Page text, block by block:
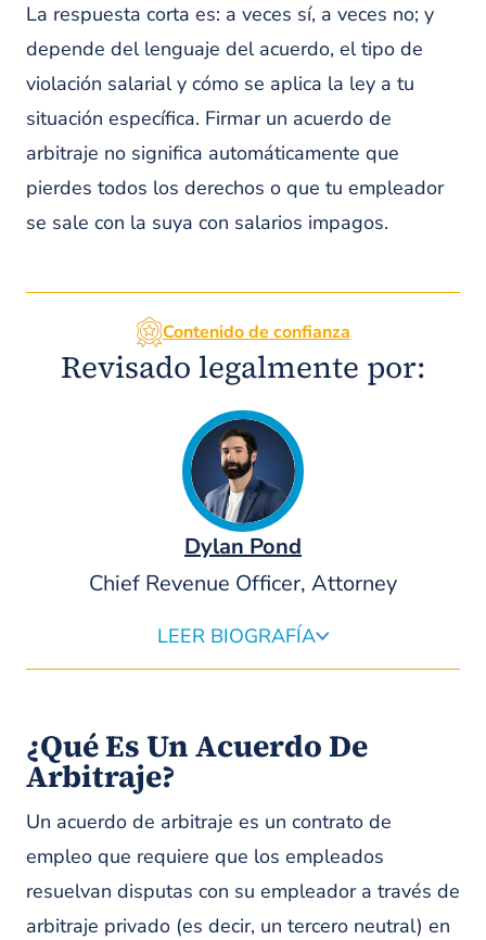
La respuesta corta es: a veces sí, a veces no; y
depende del lenguaje del acuerdo, el tipo de
violación salarial y cómo se aplica la ley a tu
situación específica. Firmar un acuerdo de
arbitraje no significa automáticamente que
pierdes todos los derechos o que tu empleador
se sale con la suya con salarios impagos.
Revisado legalmente por:
Contenido de confianza
Dylan Pond
Chief Revenue Officer, Attorney
LEER BIOGRAFÍA
Dylan Pond es abogado en Pond Lehocky, donde ocupa
crecimiento del bufete. En el desempeño de sus
funciones, colabora con los socios fundadores y el
equipo directivo del bufete para evaluar y financiar
rentabilidad a largo plazo que impulsa la misión de
Pond Lehocky de ayudar a personas lesionadas y con
discapacidad en todo el mundo.
MÁS INFORMACIÓN SOBRE DYLAN
¿Qué Es Un Acuerdo De
Arbitraje?
Un acuerdo de arbitraje es un contrato de
empleo que requiere que los empleados
resuelvan disputas con su empleador a través de
arbitraje privado (es decir, un tercero neutral) en